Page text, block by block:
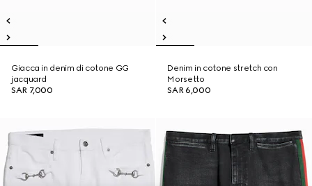
Giacca in denim di cotone GG
jacquard
SAR 7,000
Denim in cotone stretch con
Morsetto
SAR 6,000